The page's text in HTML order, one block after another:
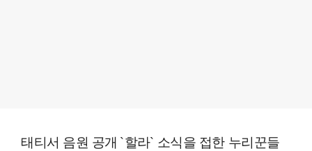
태티서 음원 공개 `할라` 소식을 접한 누리꾼들